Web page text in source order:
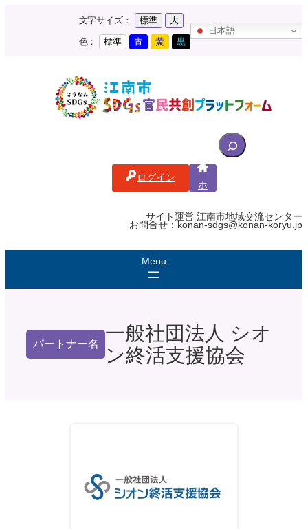
文字サイズ： 標準 大
色： 標準 青 黄 黒
日本語
a
r
h
f
r
ログイン
ホ
ム
サイト運営 江南市地域交流センター
お問合せ：konan-sdgs@konan-koryu.jp
パートナー名
一般社団法人 シオ
ン終活支援協会